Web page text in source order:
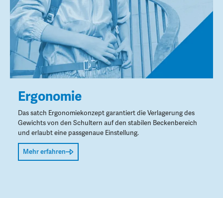
Ergonomie
Das satch Ergonomiekonzept garantiert die Verlagerung des
Gewichts von den Schultern auf den stabilen Beckenbereich
und erlaubt eine passgenaue Einstellung.
Mehr erfahren